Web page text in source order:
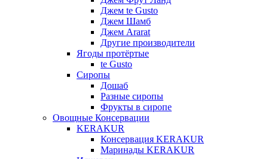
Джем te Gusto
Джем Шамб
Джем Ararat
Другие производители
Ягоды протёртые
te Gusto
Сиропы
Дошаб
Разные сиропы
Фрукты в сиропе
Овощные Консервации
KERAKUR
Консервация KERAKUR
Маринады KERAKUR